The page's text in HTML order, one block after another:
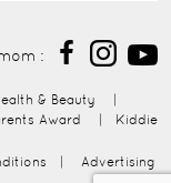
:
& Beauty
Award Kiddie
Advertising